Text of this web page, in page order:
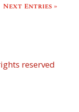
Next Entries »
reserved